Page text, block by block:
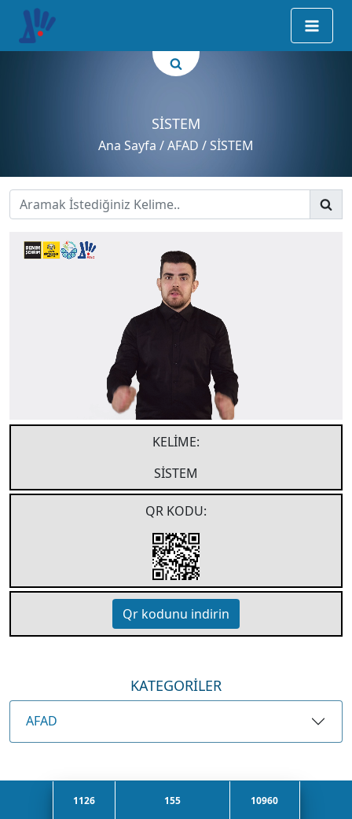
SİSTEM
Ana Sayfa / AFAD / SİSTEM
KELIME:
SİSTEM
QR KODU:
Qr kodunu indirin
KATEGORİLER
AFAD
1126
155
10960